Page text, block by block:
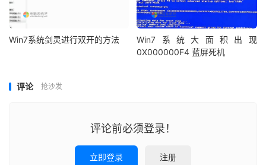
Win7系统剑灵进行双开的方法
Win7系统大面积出现
0X000000F4 蓝屏死机
评论 抢沙发
评论前必须登录！
立即登录 注册